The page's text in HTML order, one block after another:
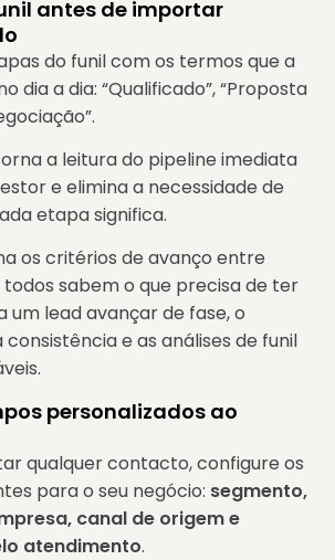
antes de importar
do funil com os termos que a
dia a dia: “Qualificado”, “Proposta
a leitura do pipeline imediata
e elimina a necessidade de
etapa significa.
os critérios de avanço entre
sabem o que precisa de ter
lead avançar de fase, o
e as análises de funil
personalizados ao
qualquer contacto, configure os
para o seu negócio: segmento,
canal de origem e
atendimento.